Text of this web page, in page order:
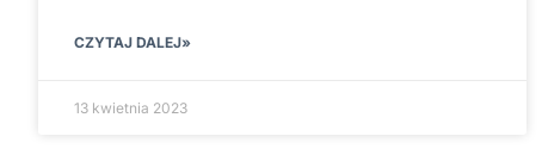
CZYTAJ DALEJ»
13 kwietnia 2023